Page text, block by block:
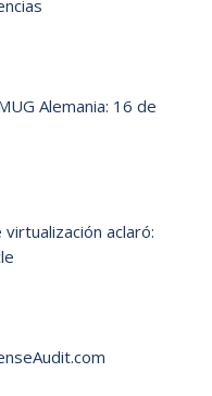
Alemania: 16 de
virtualización aclaró: